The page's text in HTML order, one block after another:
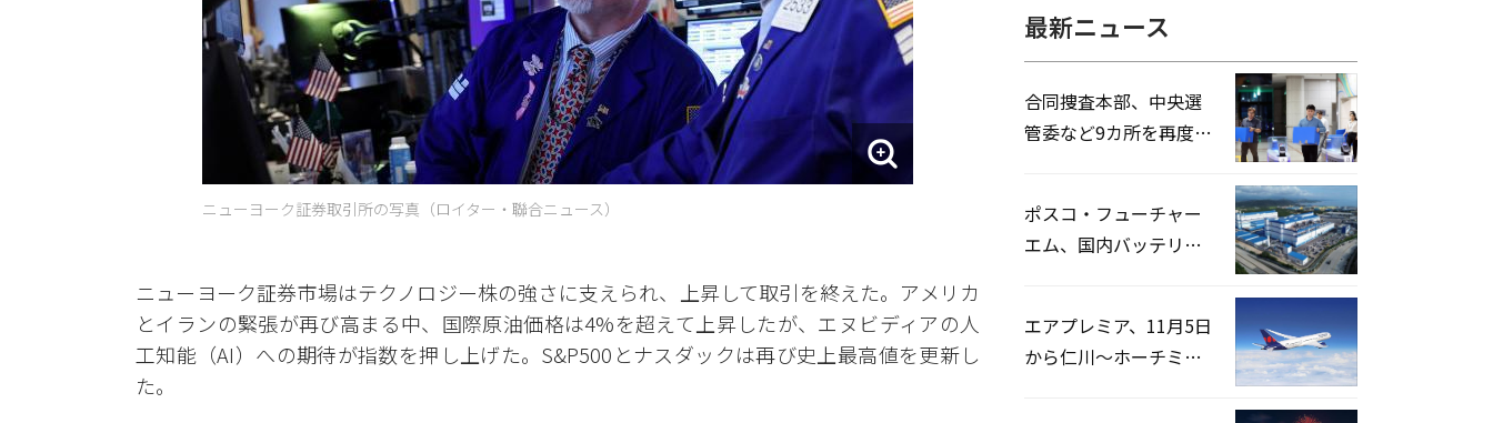
ニューヨーク証券取引所の写真（ロイター・聯合ニュース）
ニューヨーク証券市場はテクノロジー株の強さに支えられ、上昇して取引を終えた。アメリカ
とイランの緊張が再び高まる中、国際原油価格は4%を超えて上昇したが、エヌビディアの人
工知能（AI）への期待が指数を押し上げた。S&P500とナスダックは再び史上最高値を更新し
た。
最新ニュース
合同捜査本部、中央選
管委など9カ所を再度家
ポスコ・フューチャー
エム、国内バッテリー
エアプレミア、11月5日
から仁川〜ホーチミン